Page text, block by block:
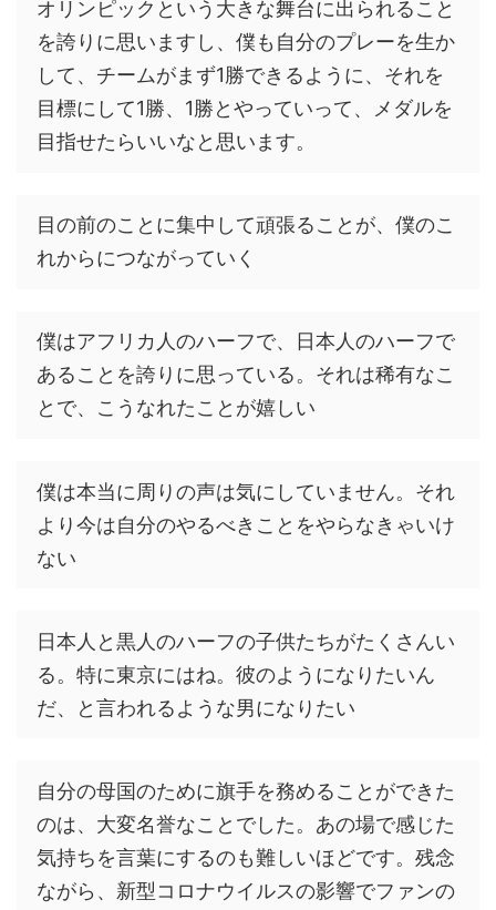
オリンピックという大きな舞台に出られること
を誇りに思いますし、僕も自分のプレーを生か
して、チームがまず1勝できるように、それを
目標にして1勝、1勝とやっていって、メダルを
目指せたらいいなと思います。
目の前のことに集中して頑張ることが、僕のこ
れからにつながっていく
僕はアフリカ人のハーフで、日本人のハーフで
あることを誇りに思っている。それは稀有なこ
とで、こうなれたことが嬉しい
僕は本当に周りの声は気にしていません。それ
より今は自分のやるべきことをやらなきゃいけ
ない
日本人と黒人のハーフの子供たちがたくさんい
る。特に東京にはね。彼のようになりたいん
だ、と言われるような男になりたい
自分の母国のために旗手を務めることができた
のは、大変名誉なことでした。あの場で感じた
気持ちを言葉にするのも難しいほどです。残念
ながら、新型コロナウイルスの影響でファンの